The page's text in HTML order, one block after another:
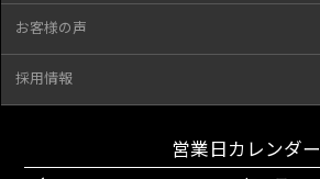
お客様の声
採用情報
営業日カレンダー